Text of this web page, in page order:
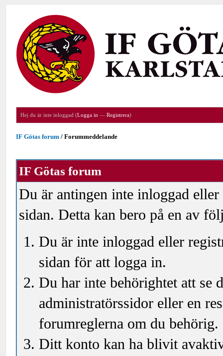
Hej du är inte inloggad (Logga in —Registrera)
IF Götas forum /Forummeddelande
IF Götas forum
Du är antingen inte inloggad
sidan. Detta kan bero på en av
Du är inte inloggad eller
sidan för att logga in.
Du har inte behörightet att se
administratörssidor eller en
forumreglerna om du behörig.
Ditt konto kan ha blivit